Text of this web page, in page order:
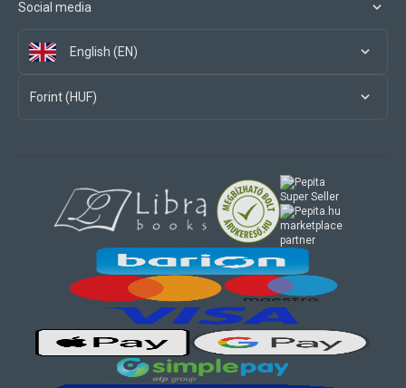
Social media
English (EN)
Forint (HUF)
marketplace
partner